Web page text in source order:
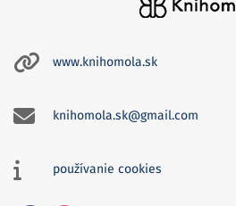
www.knihomola.sk
knihomola.sk@gmail.com
používanie cookies